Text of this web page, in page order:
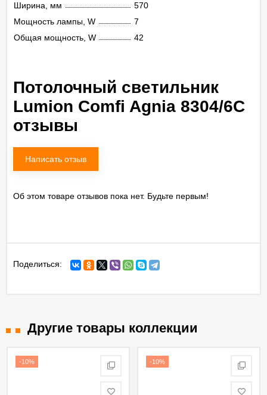
Ширина, мм
570
Мощность лампы, W
7
Общая мощность, W
42
Потолочный светильник
Lumion Comfi Agnia 8304/6C
отзывы
Написать отзыв
Об этом товаре отзывов пока нет. Будьте первым!
Поделиться:
Другие товары коллекции
-10% -10%